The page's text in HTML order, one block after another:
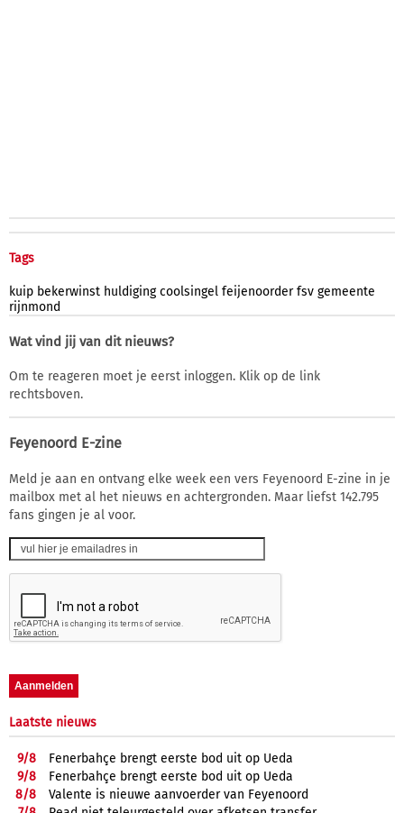
Tags
kuip bekerwinst huldiging coolsingel feijenoorder fsv gemeente
rijnmond
Wat vind jij van dit nieuws?
Om te reageren moet je eerst inloggen. Klik op de link
rechtsboven.
Feyenoord E-zine
Meld je aan en ontvang elke week een vers Feyenoord E-zine in je
mailbox met al het nieuws en achtergronden. Maar liefst 142.795
fans gingen je al voor.
Laatste nieuws
9/8
Fenerbahçe brengt eerste bod uit op Ueda
9/8
Fenerbahçe brengt eerste bod uit op Ueda
8/8
Valente is nieuwe aanvoerder van Feyenoord